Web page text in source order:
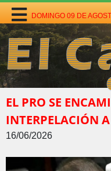
DOMINGO 09 DE
EL PRO SE
INTERPELACIÓN
16/06/2026